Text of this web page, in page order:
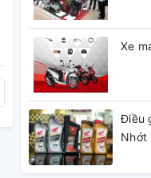
Xe
Điều
Nhớt